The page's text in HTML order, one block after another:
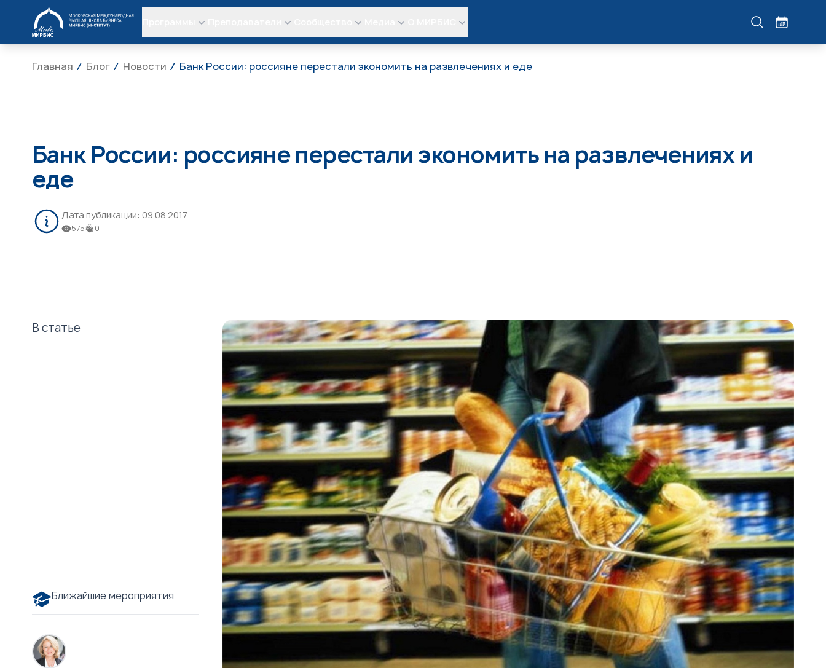
МИРБИС
Главная Блог Новости Банк России: россияне перестали экономить на развлечениях и еде
Банк России: россияне перестали экономить на развлечениях и
еде
Дата публикации: 09.08.2017
575 0
В статье
Ближайшие мероприятия